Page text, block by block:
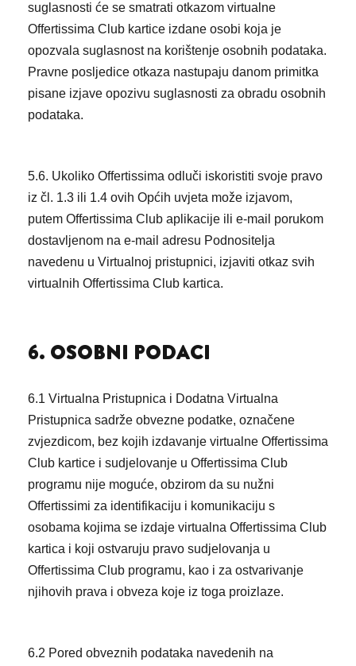
suglasnosti će se smatrati otkazom virtualne
Offertissima Club kartice izdane osobi koja je
opozvala suglasnost na korištenje osobnih podataka.
Pravne posljedice otkaza nastupaju danom primitka
pisane izjave opozivu suglasnosti za obradu osobnih
podataka.
5.6. Ukoliko Offertissima odluči iskoristiti svoje pravo
iz čl. 1.3 ili 1.4 ovih Općih uvjeta može izjavom,
putem Offertissima Club aplikacije ili e-mail porukom
dostavljenom na e-mail adresu Podnositelja
navedenu u Virtualnoj pristupnici, izjaviti otkaz svih
virtualnih Offertissima Club kartica.
6. OSOBNI PODACI
6.1 Virtualna Pristupnica i Dodatna Virtualna
Pristupnica sadrže obvezne podatke, označene
zvjezdicom, bez kojih izdavanje virtualne Offertissima
Club kartice i sudjelovanje u Offertissima Club
programu nije moguće, obzirom da su nužni
Offertissimi za identifikaciju i komunikaciju s
osobama kojima se izdaje virtualna Offertissima Club
kartica i koji ostvaruju pravo sudjelovanja u
Offertissima Club programu, kao i za ostvarivanje
njihovih prava i obveza koje iz toga proizlaze.
6.2 Pored obveznih podataka navedenih na